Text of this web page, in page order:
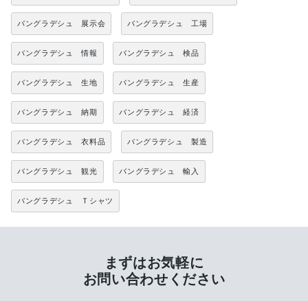
バングラデシュ 展示会 バングラデシュ 工場
バングラデシュ 情報 バングラデシュ 検品
バングラデシュ 生地 バングラデシュ 生産
バングラデシュ 納期 バングラデシュ 経済
バングラデシュ 衣料品 バングラデシュ 製造
バングラデシュ 観光 バングラデシュ 輸入
バングラデシュ Ｔシャツ
まずはお気軽に
お問い合わせください